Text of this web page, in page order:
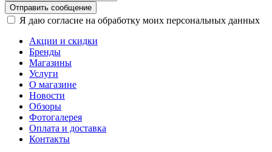
Отправить сообщение
Я даю согласие на обработку моих персональных данных
Акции и скидки
Бренды
Магазины
Услуги
О магазине
Новости
Обзоры
Фотогалерея
Оплата и доставка
Контакты